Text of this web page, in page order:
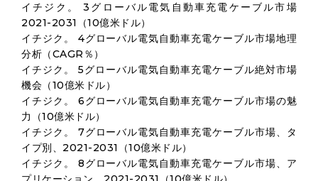
イチジク。 3グローバル電気自動車充電ケーブル市場
2021-2031（10億米ドル）
イチジク。 4グローバル電気自動車充電ケーブル市場地理
分析（CAGR％）
イチジク。 5グローバル電気自動車充電ケーブル絶対市場
機会（10億米ドル）
イチジク。 6グローバル電気自動車充電ケーブル市場の魅
力（10億米ドル）
イチジク。 7グローバル電気自動車充電ケーブル市場、タ
イプ別、2021-2031（10億米ドル）
イチジク。 8グローバル電気自動車充電ケーブル市場、ア